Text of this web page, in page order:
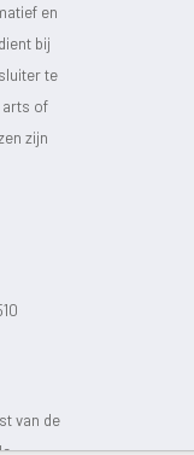
en
bij
te
arts of
zijn
van de